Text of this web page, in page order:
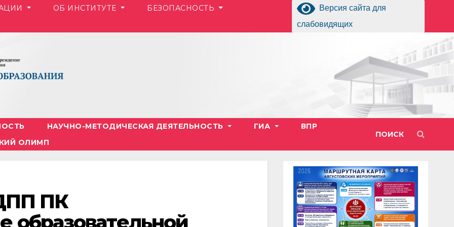
Версия сайта для
слабовидящих
ОБ ИНСТИТУТЕ
БЕЗОПАСНОСТЬ
ПОИСК
НАУЧНО-МЕТОДИЧЕСКАЯ ДЕЯТЕЛЬНОСТЬ ГИА
ВПР
ОЛИМП
ДПП ПК